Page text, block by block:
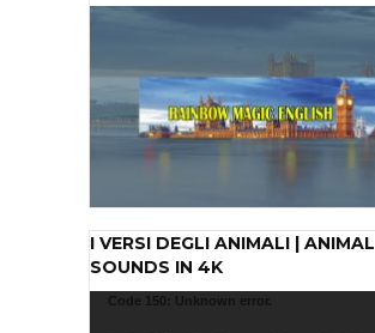
I VERSI DEGLI ANIMALI | ANIMAL
SOUNDS IN 4K
VideoCode 150: Unknown error.